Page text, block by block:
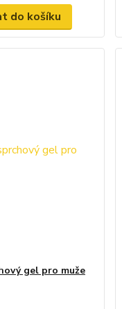
do košíku
gel pro muže